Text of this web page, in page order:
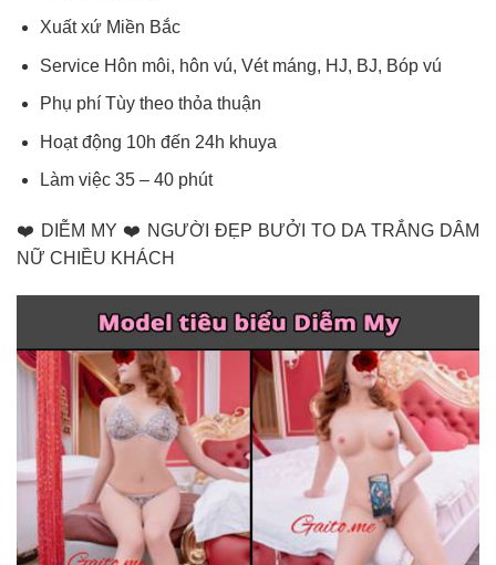
Xuất xứ Miền Bắc
Service Hôn môi, hôn vú, Vét máng, HJ, BJ, Bóp vú
Phụ phí Tùy theo thỏa thuận
Hoạt động 10h đến 24h khuya
Làm việc 35 – 40 phút
❤️ DIỄM MY ❤️ NGƯỜI ĐẸP BƯỞI TO DA TRẮNG DÂM
NỮ CHIỀU KHÁCH